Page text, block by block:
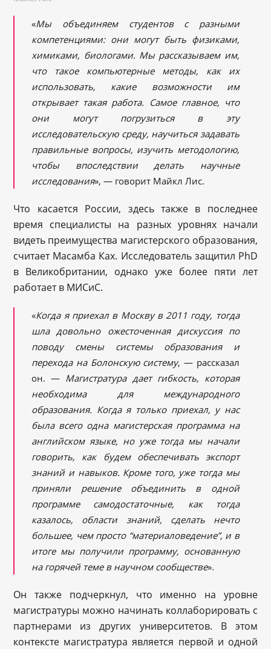
«Мы объединяем студентов с разными
компетенциями: они могут быть физиками,
химиками, биологами. Мы рассказываем им,
что такое компьютерные методы, как их
использовать, какие возможности им
открывает такая работа. Самое главное, что
они могут погрузиться в эту
исследовательскую среду, научиться задавать
правильные вопросы, изучить методологию,
чтобы впоследствии делать научные
исследования», — говорит Майкл Лис.
Что касается России, здесь также в последнее
время специалисты на разных уровнях начали
видеть преимущества магистерского образования,
считает Масамба Ках. Исследователь защитил PhD
в Великобритании, однако уже более пяти лет
работает в МИСиС.
«Когда я приехал в Москву в 2011 году, тогда
шла довольно ожесточенная дискуссия по
поводу смены системы образования и
перехода на Болонскую систему, — рассказал
он. — Магистратура дает гибкость, которая
необходима для международного
образования. Когда я только приехал, у нас
была всего одна магистерская программа на
английском языке, но уже тогда мы начали
говорить, как будем обеспечивать экспорт
знаний и навыков. Кроме того, уже тогда мы
приняли решение объединить в одной
программе самодостаточные, как тогда
казалось, области знаний, сделать нечто
большее, чем просто “материаловедение”, и в
итоге мы получили программу, основанную
на горячей теме в научном сообществе».
Он также подчеркнул, что именно на уровне
магистратуры можно начинать коллаборировать с
партнерами из других университетов. В этом
контексте магистратура является первой и одной